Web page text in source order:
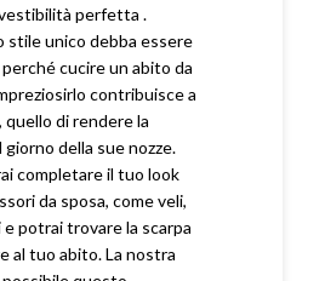
perfetta .
stile unico debba essere
cucire un abito da
contribuisce a
quello di rendere la
giorno della sue nozze.
completare il tuo look
da sposa, come veli,
potrai trovare la scarpa
al tuo abito. La nostra